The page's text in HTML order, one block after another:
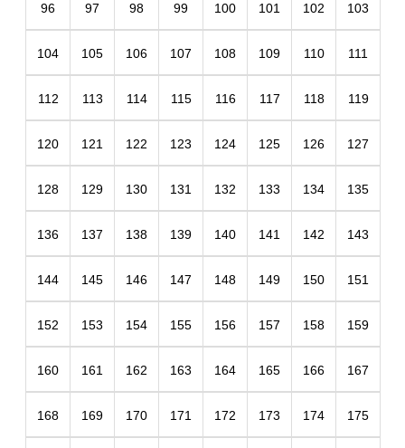
96 97 98 99 100 101 102 103
104 105 106 107 108 109 110 111
112 113 114 115 116 117 118 119
120 121 122 123 124 125 126 127
128 129 130 131 132 133 134 135
136 137 138 139 140 141 142 143
144 145 146 147 148 149 150 151
152 153 154 155 156 157 158 159
160 161 162 163 164 165 166 167
168 169 170 171 172 173 174 175